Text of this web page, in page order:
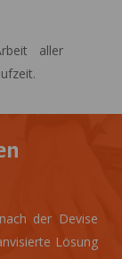
aller
der Devise
Lösung